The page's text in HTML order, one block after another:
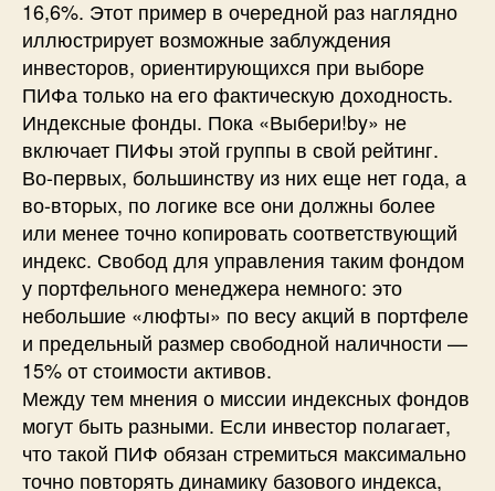
16,6%. Этот пример в очередной раз наглядно
иллюстрирует возможные заблуждения
инвесторов, ориентирующихся при выборе
ПИФа только на его фактическую доходность.
Индексные фонды. Пока «Выбери!by» не
включает ПИФы этой группы в свой рейтинг.
Во-первых, большинству из них еще нет года, а
во-вторых, по логике все они должны более
или менее точно копировать соответствующий
индекс. Свобод для управления таким фондом
у портфельного менеджера немного: это
небольшие «люфты» по весу акций в портфеле
и предельный размер свободной наличности —
15% от стоимости активов.
Между тем мнения о миссии индексных фондов
могут быть разными. Если инвестор полагает,
что такой ПИФ обязан стремиться максимально
точно повторять динамику базового индекса,